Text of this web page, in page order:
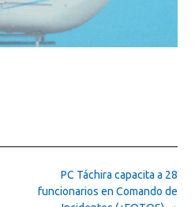
PC Táchira capacita a 28
funcionarios en Comando de